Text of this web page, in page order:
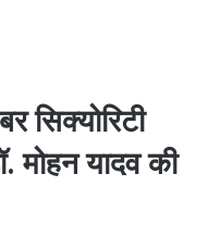
सिक्योरिटी
मोहन यादव की